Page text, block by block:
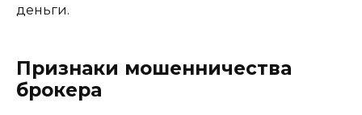
деньги.
Признаки мошенничества
брокера